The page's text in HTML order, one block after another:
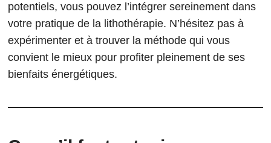
potentiels, vous pouvez l’intégrer sereinement dans
votre pratique de la lithothérapie. N’hésitez pas à
expérimenter et à trouver la méthode qui vous
convient le mieux pour profiter pleinement de ses
bienfaits énergétiques.